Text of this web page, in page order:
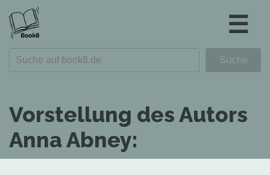
☰
Vorstellung des Autors
Anna Abney: